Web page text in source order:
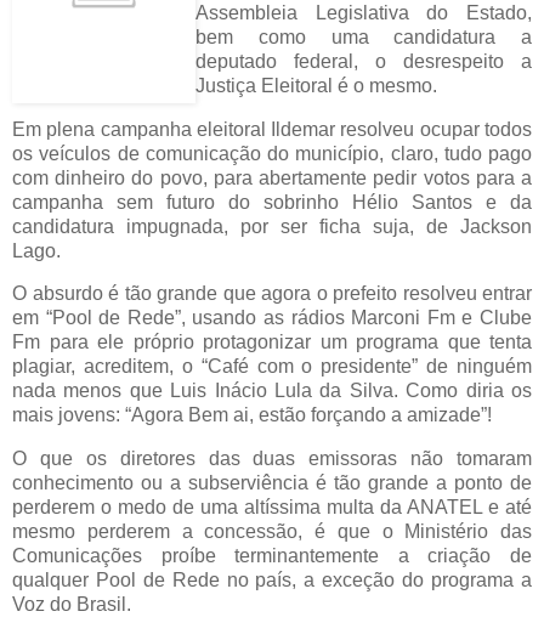
Assembleia Legislativa do Estado,
bem como uma candidatura a
deputado federal, o desrespeito a
Justiça Eleitoral é o mesmo.
Em plena campanha eleitoral Ildemar resolveu ocupar todos
os veículos de comunicação do município, claro, tudo pago
com dinheiro do povo, para abertamente pedir votos para a
campanha sem futuro do sobrinho Hélio Santos e da
candidatura impugnada, por ser ficha suja, de Jackson
Lago.
O absurdo é tão grande que agora o prefeito resolveu entrar
em “Pool de Rede”, usando as rádios Marconi Fm e Clube
Fm para ele próprio protagonizar um programa que tenta
plagiar, acreditem, o “Café com o presidente” de ninguém
nada menos que Luis Inácio Lula da Silva. Como diria os
mais jovens: “Agora Bem ai, estão forçando a amizade”!
O que os diretores das duas emissoras não tomaram
conhecimento ou a subserviência é tão grande a ponto de
perderem o medo de uma altíssima multa da ANATEL e até
mesmo perderem a concessão, é que o Ministério das
Comunicações proíbe terminantemente a criação de
qualquer Pool de Rede no país, a exceção do programa a
Voz do Brasil.